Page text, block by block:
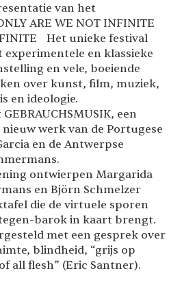
van het
ARE WE NOT INFINITE
FINITE Het unieke festival
en klassieke
en vele, boeiende
over kunst, film, muziek,
en ideologie.
een
werk van de Portugese
en de Antwerpse
ontwierpen Margarida
en Björn Schmelzer
die de virtuele sporen
barok in kaart brengt.
met een gesprek over
blindheid, “grijs op
all flesh” (Eric Santner).